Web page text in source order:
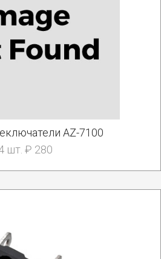
AZ-7100
шт. ₽ 280